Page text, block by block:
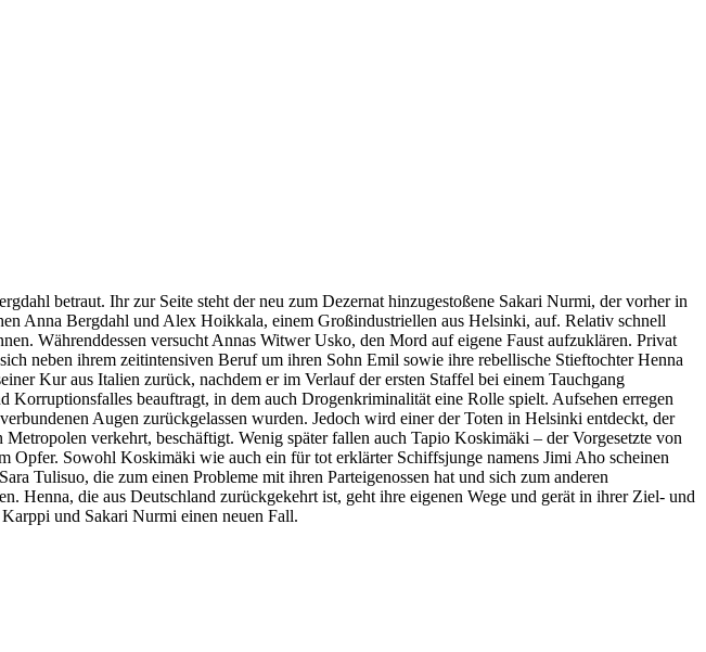
betraut. Ihr zur Seite steht der neu zum Dezernat hinzugestoßene Sakari Nurmi, der vorher in
Anna Bergdahl und Alex Hoikkala, einem Großindustriellen aus Helsinki, auf. Relativ schnell
Währenddessen versucht Annas Witwer Usko, den Mord auf eigene Faust aufzuklären. Privat
neben ihrem zeitintensiven Beruf um ihren Sohn Emil sowie ihre rebellische Stieftochter Henna
Kur aus Italien zurück, nachdem er im Verlauf der ersten Staffel bei einem Tauchgang
beauftragt, in dem auch Drogenkriminalität eine Rolle spielt. Aufsehen erregen
Augen zurückgelassen wurden. Jedoch wird einer der Toten in Helsinki entdeckt, der
verkehrt, beschäftigt. Wenig später fallen auch Tapio Koskimäki – der Vorgesetzte von
Sowohl Koskimäki wie auch ein für tot erklärter Schiffsjunge namens Jimi Aho scheinen
Tulisuo, die zum einen Probleme mit ihren Parteigenossen hat und sich zum anderen
Henna, die aus Deutschland zurückgekehrt ist, geht ihre eigenen Wege und gerät in ihrer Ziel- und
und Sakari Nurmi einen neuen Fall.